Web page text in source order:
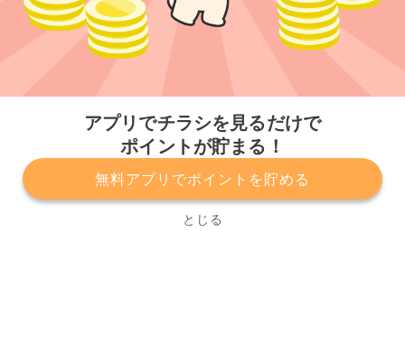
アプリでチラシを見るだけで
ポイントが貯まる！
無料アプリでポイントを貯める
とじる
プライバシーポリシー 利用規約
運営会社
サービスに関してのお問い合わせ